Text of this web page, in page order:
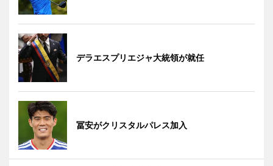
デラエスプリエジャ大統領が就任
冨安がクリスタルパレス加入